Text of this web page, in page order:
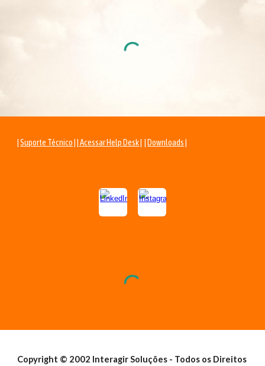
|Suporte Técnico| |Acessar Help Desk| |Downloads|
Copyright © 2002 Interagir Soluções - Todos os Direitos